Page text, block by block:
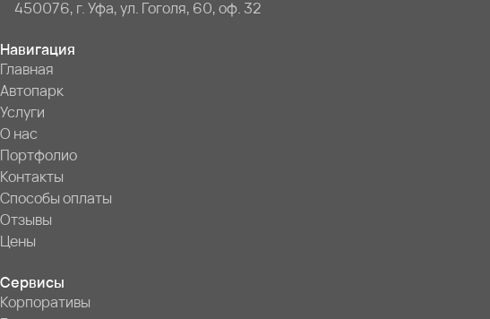
450076, г. Уфа, ул. Гоголя, 60, оф. 32
Навигация
Главная
Автопарк
Услуги
О нас
Портфолио
Контакты
Способы оплаты
Отзывы
Цены
Сервисы
Корпоративы